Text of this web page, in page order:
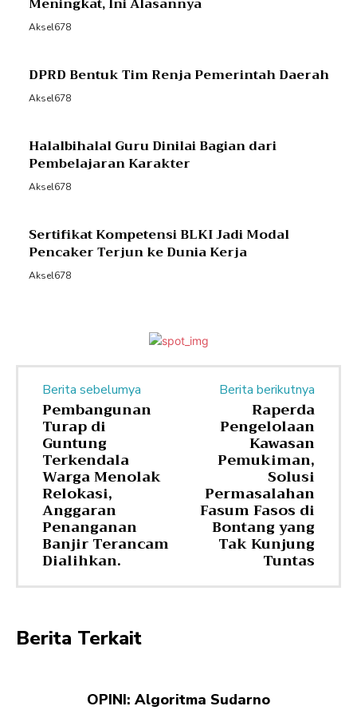
Aksel678
DPRD Bentuk Tim Renja Pemerintah Daerah
Aksel678
Halalbihalal Guru Dinilai Bagian dari
Pembelajaran Karakter
Aksel678
Sertifikat Kompetensi BLKI Jadi Modal
Pencaker Terjun ke Dunia Kerja
Aksel678
Berita sebelumya
Pembangunan
Turap di
Guntung
Terkendala
Warga Menolak
Relokasi,
Anggaran
Penanganan
Banjir Terancam
Dialihkan.
Berita berikutnya
Raperda
Pengelolaan
Kawasan
Pemukiman,
Solusi
Permasalahan
Fasum Fasos di
Bontang yang
Tak Kunjung
Tuntas
Berita Terkait
OPINI: Algoritma Sudarno